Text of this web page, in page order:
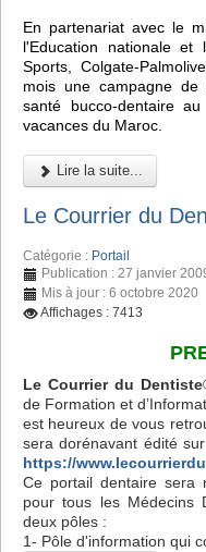
En partenariat avec le
l'Education nationale
Sports, Colgate-
mois une campagne
santé bucco-dentaire
vacances du Maroc.
Lire la suite...
Le Courrier du
Catégorie : Portail
Publication : 27 janvier
Mis à jour : 6 octobre 2020
Affichages : 7413
Le Courrier du Dentiste
de Formation et
est heureux de vous
sera dorénavant édité
https://
Ce portail dentaire sera
pour tous les Médecins
deux pôles :
1- Pôle d'information qui